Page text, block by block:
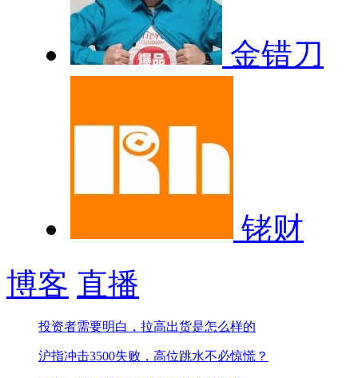
金错刀
铑财
博客 直播
投资者需要明白，拉高出货是怎么样的
沪指冲击3500失败，高位跳水不必惊慌？